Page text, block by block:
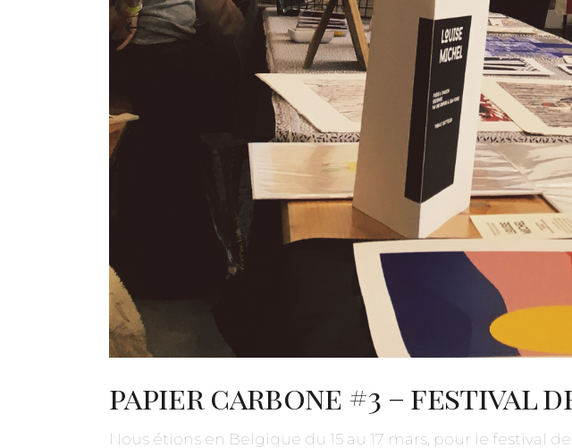
papier carbone #3 – festival
Nous étions en Belgique du 15 au 17 mars, pour le festival